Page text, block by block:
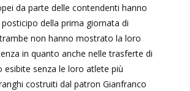
da parte delle contendenti hanno
della prima giornata di
non hanno mostrato la loro
in quanto anche nelle trasferte di
esibite senza le loro atlete più
costruiti dal patron Gianfranco